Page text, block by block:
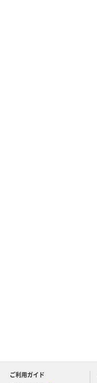
ご利用ガイド